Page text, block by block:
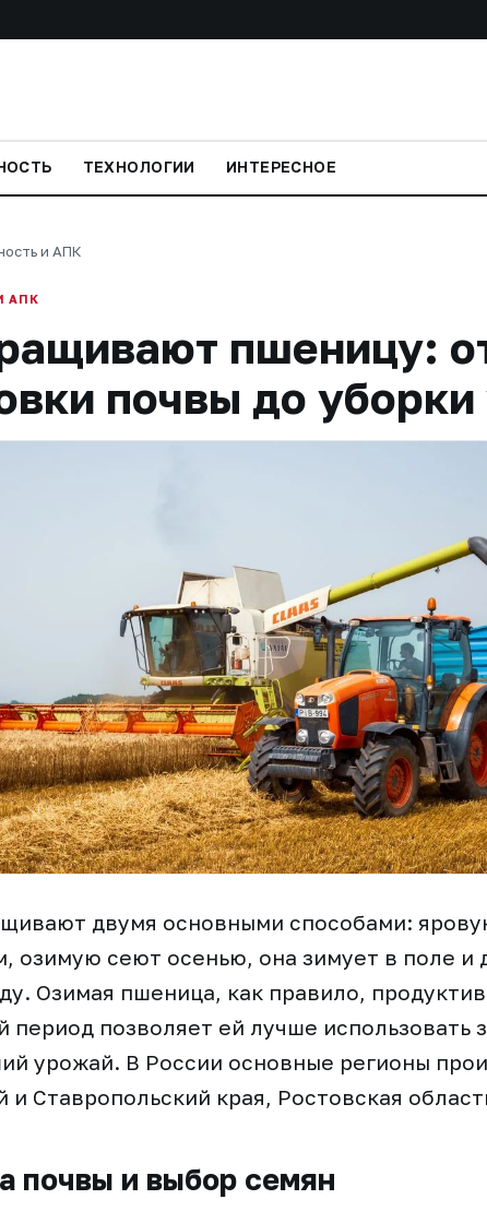
ТЕХНОЛОГИИ ИНТЕРЕСНОЕ
и АПК
АПК
пшеницу:
почвы до
двумя основными способами:
озимую сеют осенью, она зимует в поле и
Озимая пшеница, как правило,
период позволяет ей лучше использовать
урожай. В России основные регионы
и Ставропольский края, Ростовская
почвы и выбор семян